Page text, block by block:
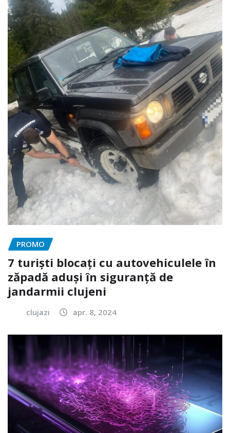
PROMO
7 turiști blocați cu autovehiculele în
zăpadă aduși în siguranță de
jandarmii clujeni
clujazi apr. 8, 2024